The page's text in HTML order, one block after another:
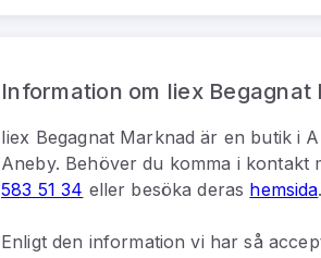
Information om Iiex Begagnat
Iiex Begagnat Marknad är en butiki
Aneby. Behöver du komma i kontakt
583 51 34 eller besöka deras hemsida.
Enligt den information vi har så